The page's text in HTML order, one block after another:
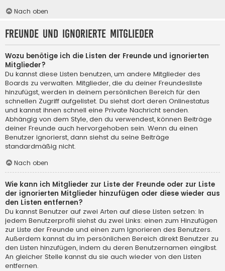
Nach oben
Freunde und ignorierte Mitglieder
Wozu benötige ich die Listen der Freunde und ignorierten
Mitglieder?
Du kannst diese Listen benutzen, um andere Mitglieder des
Boards zu verwalten. Mitglieder, die du deiner Freundesliste
hinzufügst, werden in deinem persönlichen Bereich für den
schnellen Zugriff aufgelistet. Du siehst dort deren Onlinestatus
und kannst ihnen schnell eine Private Nachricht senden.
Abhängig von dem Style, den du verwendest, können Beiträge
deiner Freunde auch hervorgehoben sein. Wenn du einen
Benutzer ignorierst, dann siehst du seine Beiträge
standardmäßig nicht.
Nach oben
Wie kann ich Mitglieder zur Liste der Freunde oder zur Liste
der ignorierten Mitglieder hinzufügen oder diese wieder aus
den Listen entfernen?
Du kannst Benutzer auf zwei Arten auf diese Listen setzen: In
jedem Benutzerprofil siehst du zwei Links: einen zum Hinzufügen
zur Liste der Freunde und einen zum Ignorieren des Benutzers.
Außerdem kannst du im persönlichen Bereich direkt Benutzer zu
den Listen hinzufügen, indem du deren Benutzernamen eingibst.
An gleicher Stelle kannst du sie auch wieder von den Listen
entfernen.